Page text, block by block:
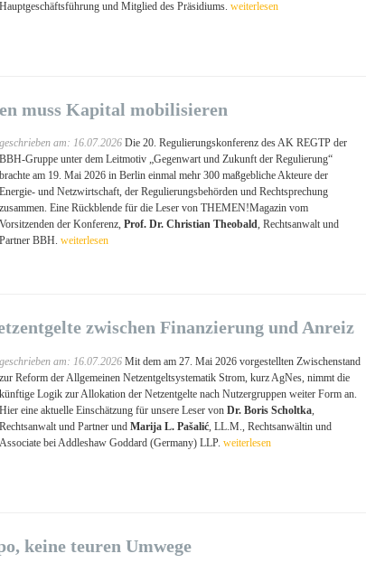
Hauptgeschäftsführung und Mitglied des Präsidiums. weiterlesen
muss Kapital mobilisieren
geschrieben am: 16.07.2026Die 20. Regulierungskonferenz des AK REGTP der
BBH-Gruppe unter dem Leitmotiv „Gegenwart und Zukunft der Regulierung“
brachte am 19. Mai 2026 in Berlin einmal mehr 300 maßgebliche Akteure der
Energie- und Netzwirtschaft, der Regulierungsbehörden und Rechtsprechung
zusammen. Eine Rückblende für die Leser von THEMEN!Magazin vom
Vorsitzenden der Konferenz, Prof. Dr. Christian Theobald, Rechtsanwalt und
Partner BBH. weiterlesen
zwischen Finanzierung und Anreiz
geschrieben am: 16.07.2026Mit dem am 27. Mai 2026 vorgestellten Zwischenstand
zur Reform der Allgemeinen Netzentgeltsystematik Strom, kurz AgNes, nimmt die
künftige Logik zur Allokation der Netzentgelte nach Nutzergruppen weiter Form an.
Hier eine aktuelle Einschätzung für unsere Leser von Dr. Boris Scholtka,
Rechtsanwalt und Partner und Marija L. Pašalić, LL.M., Rechtsanwältin und
Associate bei Addleshaw Goddard (Germany) LLP. weiterlesen
keine teuren Umwege